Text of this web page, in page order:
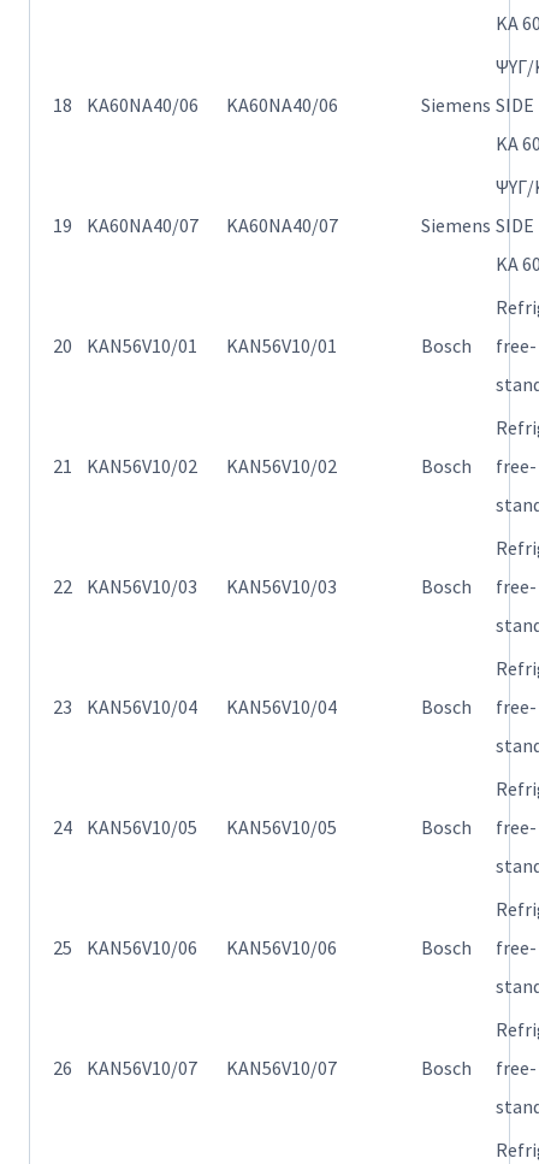
KA
18 KA60NA40/06 KA60NA40/06 Siemens SIDE
KA
19 KA60NA40/07 KA60NA40/07 Siemens SIDE
KA
20 KAN56V10/01 KAN56V10/01 Bosch
free-
21 KAN56V10/02 KAN56V10/02 Bosch
free-
22 KAN56V10/03 KAN56V10/03 Bosch
free-
23 KAN56V10/04 KAN56V10/04 Bosch
free-
24 KAN56V10/05 KAN56V10/05 Bosch
free-
25 KAN56V10/06 KAN56V10/06 Bosch
free-
26 KAN56V10/07 KAN56V10/07 Bosch
free-